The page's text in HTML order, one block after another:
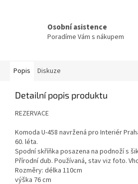
Osobní asistence
Poradíme Vám s nákupem
Popis Diskuze
Detailní popis produktu
REZERVACE
Komoda U-458 navržená pro Interiér
60. léta.
Spodní skříňka posazena na podnoží s
Přírodní dub. Používaná, stav viz foto.
Rozměry: délka 110cm
výška 76 cm